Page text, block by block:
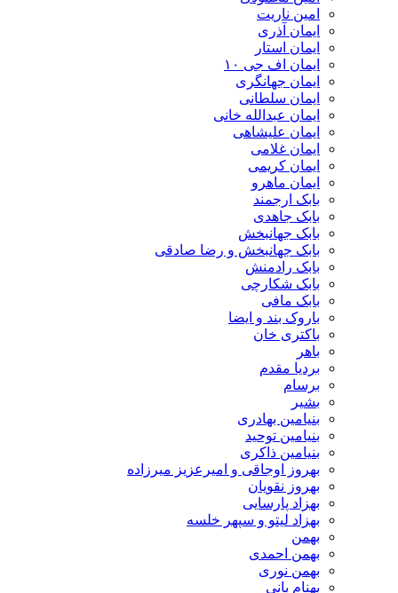
امین ناریت
ایمان آذری
ایمان استار
ایمان اف جی ۱۰
ایمان جهانگری
ایمان سلطانی
ایمان عبدالله خانی
ایمان علیشاهی
ایمان غلامی
ایمان کریمی
ایمان ماهرو
بابک ارجمند
بابک جاهدی
بابک جهانبخش
بابک جهانبخش و رضا صادقی
بابک رادمنش
بابک شکارچی
بابک مافی
باروک بند و ایضا
باکتری خان
باهر
بردیا مقدم
برسام
بشیر
بنیامین بهادری
بنیامین توحید
بنیامین ذاکری
بهروز اوجاقی و امیرعزیز میرزاده
بهروز نقویان
بهزاد پارسایی
بهزاد لیتو و سپهر خلسه
بهمن
بهمن احمدی
بهمن نوری
بهنام بانی